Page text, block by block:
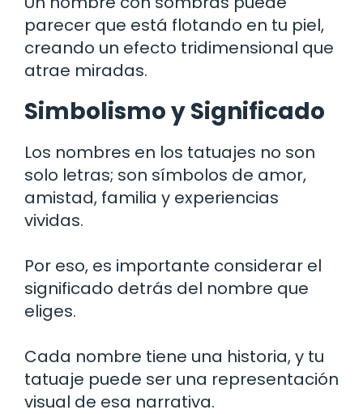
parecer que está flotando en tu piel,
creando un efecto tridimensional que
atrae miradas.
Simbolismo y Significado
Los nombres en los tatuajes no son
solo letras; son símbolos de amor,
amistad, familia y experiencias
vividas.
Por eso, es importante considerar el
significado detrás del nombre que
eliges.
Cada nombre tiene una historia, y tu
tatuaje puede ser una representación
visual de esa narrativa.